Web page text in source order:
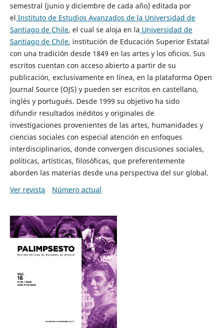
semestral (junio y diciembre de cada año) editada por
el Instituto de Estudios Avanzados de la Universidad de
Santiago de Chile, el cual se aloja en la Universidad de
Santiago de Chile, institución de Educación Superior Estatal
con una tradición desde 1849 en las artes y los oficios. Sus
escritos cuentan con acceso abierto a partir de su
publicación, exclusivamente en línea, en la plataforma Open
Journal Source (OJS) y pueden ser escritos en castellano,
inglés y portugués. Desde 1999 su objetivo ha sido
difundir resultados inéditos y originales de
investigaciones provenientes de las artes, humanidades y
ciencias sociales con especial atención en enfoques
interdisciplinarios, donde convergen discusiones sociales,
políticas, artísticas, filosóficas, que preferentemente
aborden las materias desde una perspectiva del sur global.
Ver revista
Número actual